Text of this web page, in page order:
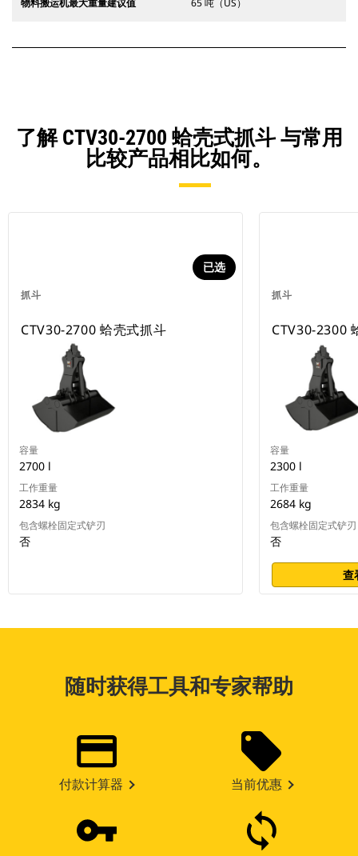
物料搬运机最大重量建议值 65 吨（US）
了解 CTV30-2700 蛤壳式抓斗 与常用
比较产品相比如何。
抓斗
已选
CTV30-2700 蛤壳式抓斗
容量
2700 l
工作重量
2834 kg
包含螺栓固定式铲刃
否
抓斗
CTV30-2300
容量
2300 l
工作重量
2684 kg
包含螺栓固定式铲刃
否
查
随时获得工具和专家帮助
付款计算器 当前优惠